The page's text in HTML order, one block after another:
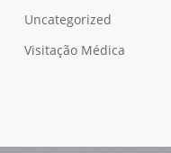
Uncategorized
Visitação Médica